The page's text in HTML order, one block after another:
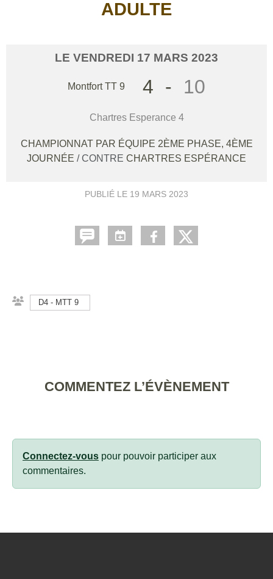
ADULTE
LE VENDREDI 17 MARS 2023
Montfort TT 9 4 - 10
Chartres Esperance 4
CHAMPIONNAT PAR ÉQUIPE 2ÈME PHASE, 4ÈME
JOURNÉE / CONTRE CHARTRES ESPÉRANCE
PUBLIÉ LE 19 MARS 2023
D4 - MTT 9
COMMENTEZ L’ÉVÈNEMENT
Connectez-vous pour pouvoir participer aux
commentaires.